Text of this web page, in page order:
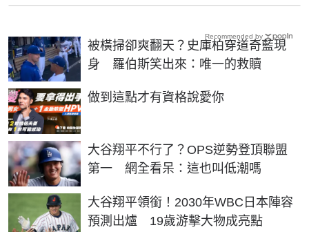
被橫掃卻爽翻天？史庫柏穿道奇藍現
身 羅伯斯笑出來：唯一的救贖
做到這點才有資格說愛你
PR
大谷翔平不行了？OPS逆勢登頂聯盟
第一 網全看呆：這也叫低潮嗎
大谷翔平領銜！2030年WBC日本陣容
預測出爐 19歲游擊大物成亮點
Recommended by